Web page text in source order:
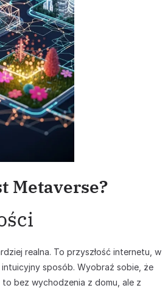
Metaverse?
realna. To przyszłość internetu, w
sposób. Wyobraź sobie, że
bez wychodzenia z domu, ale z